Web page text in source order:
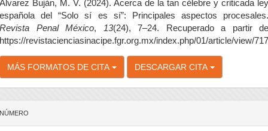
Álvarez Buján, M. V. (2024). Acerca de la tan célebre y criticada ley
española del “Solo sí es sí”: Principales aspectos procesales.
Revista Penal México, 13(24), 7–24. Recuperado a partir de
https://revistacienciasinacipe.fgr.org.mx/index.php/01/article/view/717
MÁS FORMATOS DE CITA DESCARGAR CITA
NÚMERO